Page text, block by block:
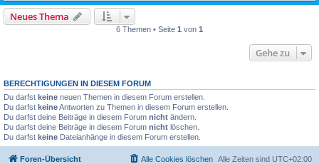
Neues Thema
6 Themen • Seite 1 von 1
Gehe zu
BERECHTIGUNGEN IN DIESEM FORUM
Du darfst keine neuen Themen in diesem Forum erstellen.
Du darfst keineAntworten zu Themen in diesem Forum erstellen.
Du darfst deine Beiträge in diesem Forum nicht ändern.
Du darfst deine Beiträge in diesem Forum nicht löschen.
Du darfst keine Dateianhänge in diesem Forum erstellen.
Foren-Übersicht Alle Zeiten sind UTC+02:00
Alle Cookies löschen